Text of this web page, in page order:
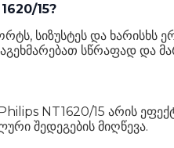
15?
სიზუსტეს და
სწრაფად და
NT1620/15 არის
შედეგების მიღწევა.